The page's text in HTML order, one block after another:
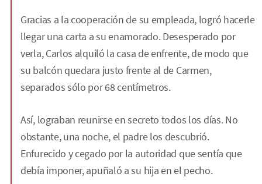
Gracias a la cooperación de su empleada, logró hacerle
llegar una carta a su enamorado. Desesperado por
verla, Carlos alquiló la casa de enfrente, de modo que
su balcón quedara justo frente al de Carmen,
separados sólo por 68 centímetros.
Así, lograban reunirse en secreto todos los días. No
obstante, una noche, el padre los descubrió.
Enfurecido y cegado por la autoridad que sentía que
debía imponer, apuñaló a su hija en el pecho.